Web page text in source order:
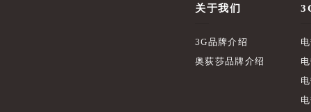
关于我们
3G品牌介绍
奥荻莎品牌介绍